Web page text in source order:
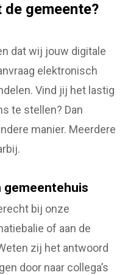
gemeente?
dat wij jouw digitale
elektronisch
Vind jij het lastig
te stellen? Dan
manier. Meerdere
gemeentehuis
bij onze
of aan de
zij het antwoord
door naar collega’s